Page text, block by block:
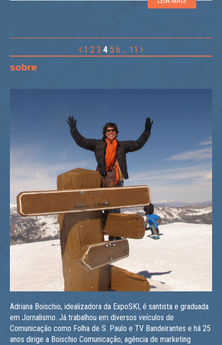
comparação com o ano anterior, que começou mais
1 2 3 4 5 6 … 11
sobre
Adriana Boischio, idealizadora da ExpoSKI, é santista e graduada
em Jornalismo. Já trabalhou em diversos veículos de
Comunicação como Folha de S. Paulo e TV Bandeirantes e há 25
anos dirige a Boischio Comunicação, agência de marketing